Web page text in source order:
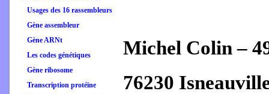
Usages des 16 rassembleurs
Gène assembleur
Gène ARNt
Les codes génétiques
Gène ribosome
Transcription protéine
Michel Colin –
76230